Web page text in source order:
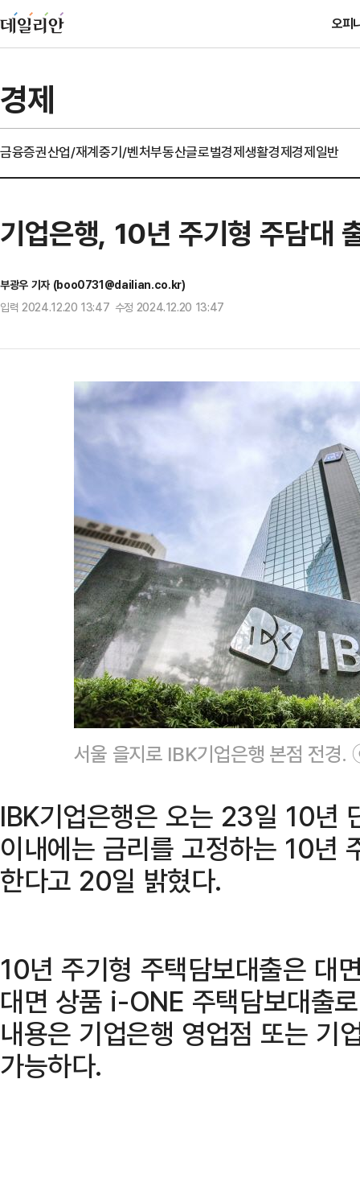
오피
경제
금융증권산업/재계중기/벤처부동산글로벌경제생활경제경제일반
기업은행, 10년 주기형 주담대
부광우 기자 (boo0731@dailian.co.kr)
입력 2024.12.20 13:47 수정 2024.12.20 13:47
서울 을지로 IBK기업은행 본점 전경
IBK기업은행은 오는 23일 10년
이내에는 금리를 고정하는 10년
한다고 20일 밝혔다.
10년 주기형 주택담보대출은 대
대면 상품 i-ONE 주택담보대출
내용은 기업은행 영업점 또는 기
가능하다.